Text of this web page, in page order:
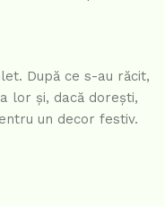
După ce s-au răcit,
lor și, dacă dorești,
un decor festiv.